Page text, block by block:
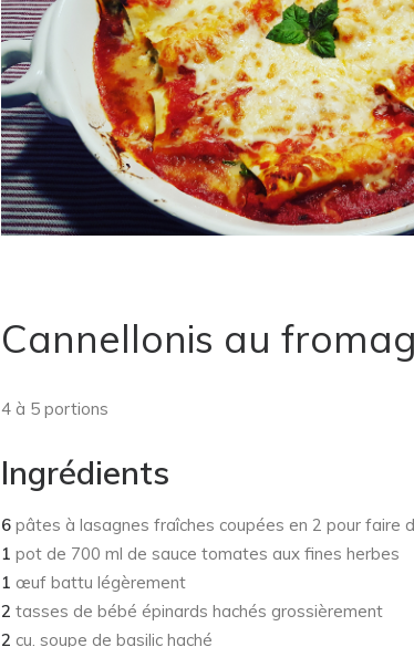
Cannellonis au
4 à 5 portions
Ingrédients
6 pâtes à lasagnes fraîches coupées en 2 pour faire
1 pot de 700 ml de sauce tomates aux fines herbes
1 œuf battu légèrement
2 tasses de bébé épinards hachés grossièrement
2 cu. soupe de basilic haché